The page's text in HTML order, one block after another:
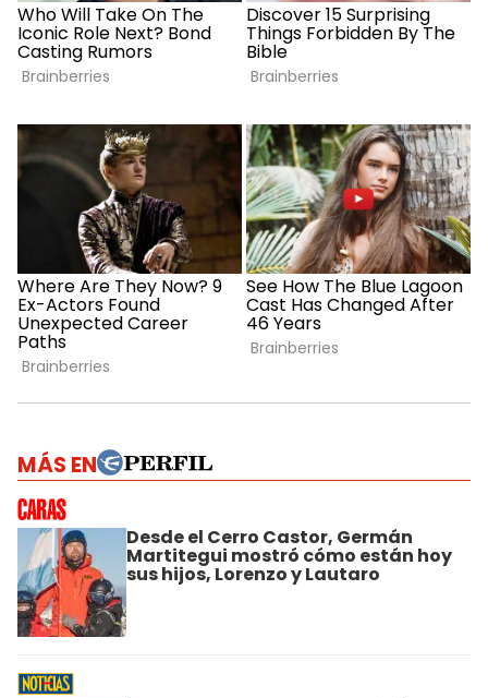
MÁS EN
Desde el Cerro Castor, Germán
Martitegui mostró cómo están hoy
sus hijos, Lorenzo y Lautaro